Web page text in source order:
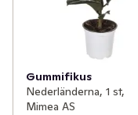
Gummifikus
Nederländerna, 1 st,
Mimea AS